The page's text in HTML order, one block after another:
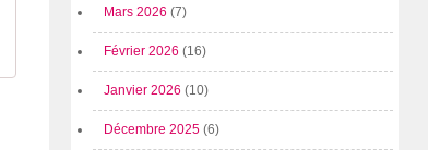
Mars 2026 (7)
Février 2026 (16)
Janvier 2026 (10)
Décembre 2025 (6)